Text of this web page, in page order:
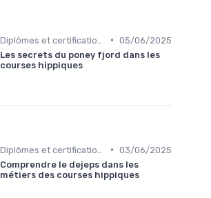
• 05/06/2025
Les secrets du poney fjord dans les
courses hippiques
• 03/06/2025
Comprendre le dejeps dans les
métiers des courses hippiques